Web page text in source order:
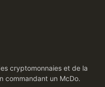
cryptomonnaies et de la
commandant un McDo.